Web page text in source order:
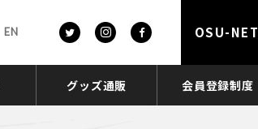
EN OSU-NET
グッズ通販 会員登録制度